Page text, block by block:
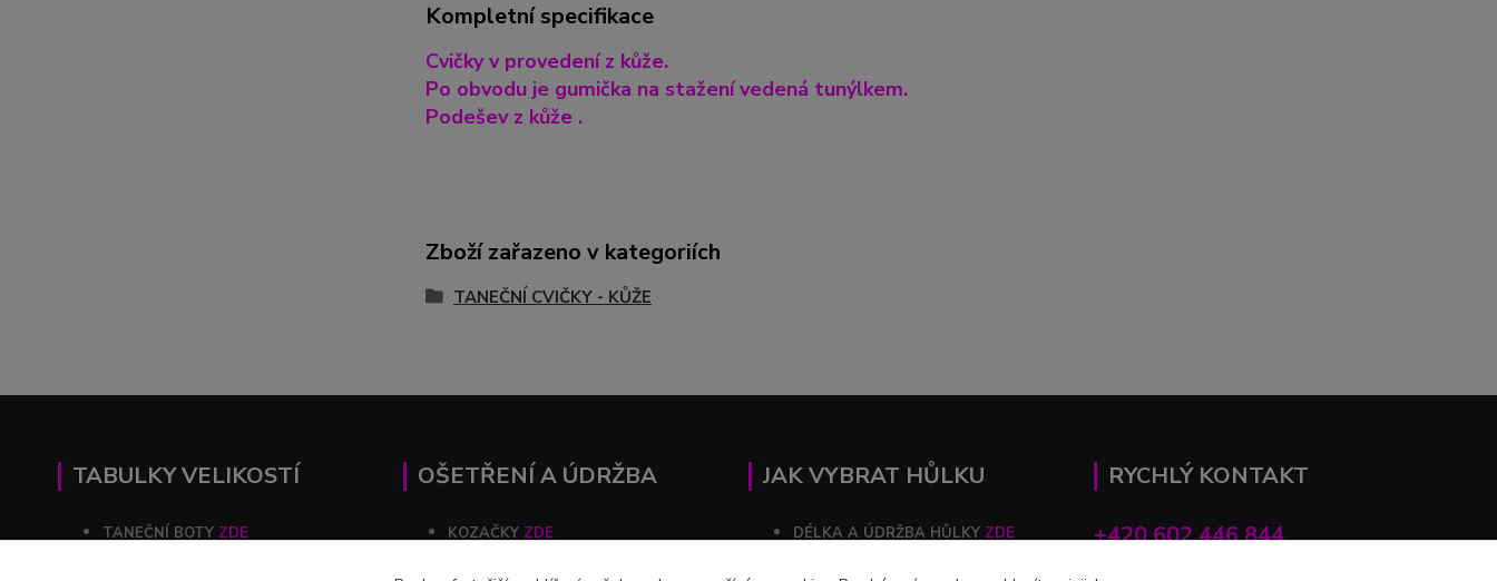
Kompletní specifikace
Cvičky v provedení z kůže.
Po obvodu je gumička na stažení vedená tunýlkem.
Podešev z kůže .
Zboží zařazeno v kategoriích
TANEČNÍ CVIČKY - KŮŽE
TABULKY VELIKOSTÍ
TANEČNÍ BOTY ZDE
OŠETŘENÍ A ÚDRŽBA
KOZAČKY ZDE
JAK VYBRAT HŮLKU
DÉLKA A ÚDRŽBA HŮLKY ZDE
RYCHLÝ KONTAKT
+420 602 446 844